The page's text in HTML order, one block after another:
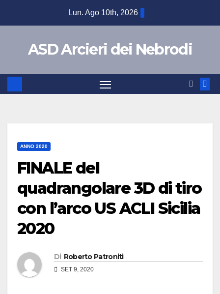
Lun. Ago 10th, 2026
ASD Arcieri dei Nebrodi
ANNO 2020
FINALE del
quadrangolare 3D di tiro
con l’arco US ACLI Sicilia
2020
Di Roberto Patroniti
SET 9, 2020